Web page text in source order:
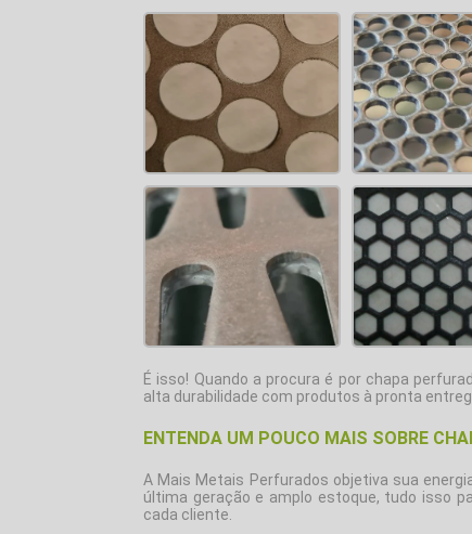
É isso! Quando a procura é por chapa
alta durabilidade com produtos à pronta
ENTENDA UM POUCO MAIS SOBRE
A Mais Metais Perfurados objetiva sua
última geração e amplo estoque, tudo isso
cada cliente.